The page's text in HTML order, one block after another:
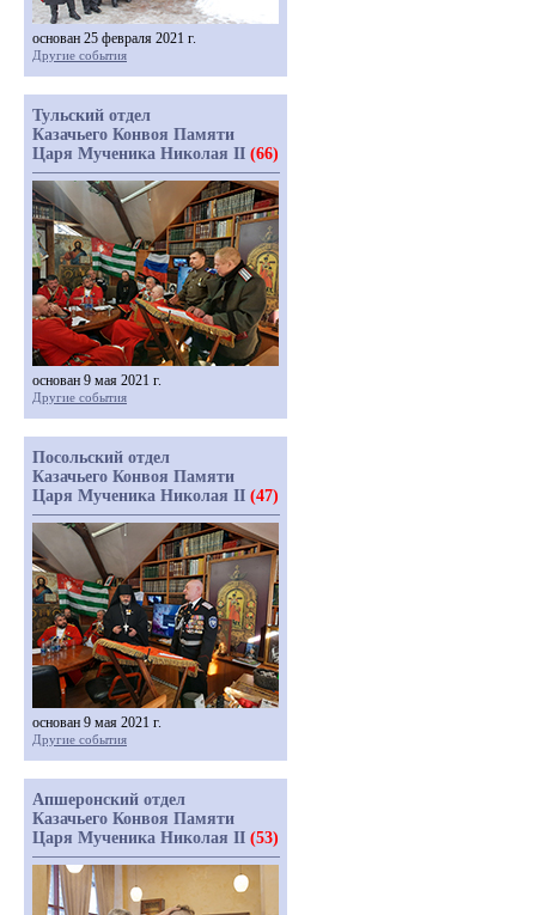
основан 25 февраля 2021 г.
Другие события
Тульский отдел
Казачьего Конвоя Памяти
Царя Мученика Николая II (66)
основан 9 мая 2021 г.
Другие события
Посольский отдел
Казачьего Конвоя Памяти
Царя Мученика Николая II (47)
основан 9 мая 2021 г.
Другие события
Апшеронский отдел
Казачьего Конвоя Памяти
Царя Мученика Николая II (53)